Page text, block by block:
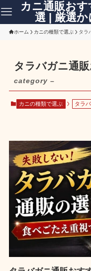
カニ通販お
選 | 厳選か
ホーム カニの種類で選ぶ タラ
タラバガニ通
category –
カニの種類で選ぶ タラ